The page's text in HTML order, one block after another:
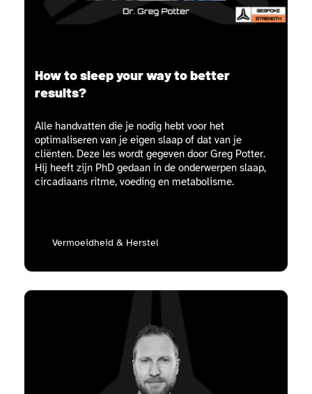
How to sleep your way to better
results?
Alle handvatten die je nodig hebt voor het
optimaliseren van je eigen slaap of dat van je
cliënten. Deze les wordt gegeven door Greg Potter.
Hij heeft zijn PhD gedaan in de onderwerpen slaap,
circadiaans ritme, voeding en metabolisme.
Vermoeidheid & Herstel